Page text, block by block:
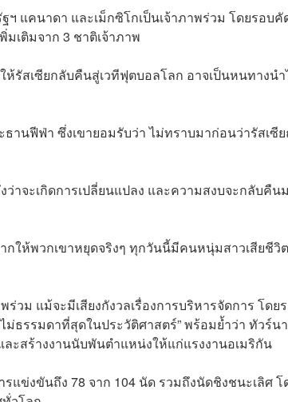
แคนาดา และเม็กซิโกเป็นเจ้าภาพร่วม โดยรอบคั
มเติมจาก 3 ชาติเจ้าภาพ
รัสเซียกลับคืนสู่เวทีฟุตบอลโลก อาจเป็นหนทางน
านฟีฟ่า ซึ่งเขายอมรับว่า ไม่ทราบมาก่อนว่ารัสเซี
าจะเกิดการเปลี่ยนแปลง และความสงบจะกลับคืน
กให้พวกเขาหยุดจริงๆ ทุกวันนี้มีคนหนุ่มสาวเสียชีวิต
ม แม้จะมีเสียงกังวลเรื่องการบริหารจัดการ โดย
ธรรมดาที่สุดในประวัติศาสตร์” พร้อมย้ำว่า ทัวร์น
ะสร้างงานนับพันตำแหน่งให้แก่แรงงานอเมริกัน
แข่งขันถึง 78 จาก 104 นัด รวมถึงนัดชิงชนะเลิศ โ